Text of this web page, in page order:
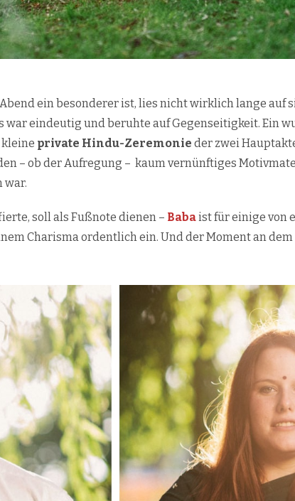
ein besonderer ist, lies nicht wirklich lange auf
war eindeutig und beruhte auf Gegenseitigkeit. Ein
kleine private Hindu-Zeremonie der zwei
– ob der Aufregung – kaum vernünftiges
war.
soll als Fußnote dienen – Babaist für einige von
Charisma ordentlich ein. Und der Moment an